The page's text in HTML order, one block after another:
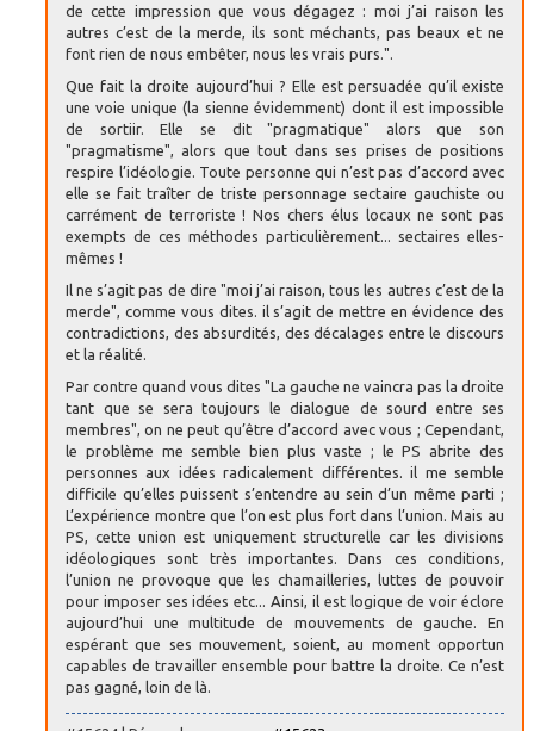
de cette impression que vous dégagez : moi j’ai raison les
autres c’est de la merde, ils sont méchants, pas beaux et ne
font rien de nous embêter, nous les vrais purs.".
Que fait la droite aujourd’hui ? Elle est persuadée qu’il existe
une voie unique (la sienne évidemment) dont il est impossible
de sortiir. Elle se dit "pragmatique" alors que son
"pragmatisme", alors que tout dans ses prises de positions
respire l’idéologie. Toute personne qui n’est pas d’accord avec
elle se fait traîter de triste personnage sectaire gauchiste ou
carrément de terroriste ! Nos chers élus locaux ne sont pas
exempts de ces méthodes particulièrement... sectaires elles-
mêmes !
Il ne s’agit pas de dire "moi j’ai raison, tous les autres c’est de la
merde", comme vous dites. il s’agit de mettre en évidence des
contradictions, des absurdités, des décalages entre le discours
et la réalité.
Par contre quand vous dites "La gauche ne vaincra pas la droite
tant que se sera toujours le dialogue de sourd entre ses
membres", on ne peut qu’être d’accord avec vous ; Cependant,
le problème me semble bien plus vaste ; le PS abrite des
personnes aux idées radicalement différentes. il me semble
difficile qu’elles puissent s’entendre au sein d’un même parti ;
L’expérience montre que l’on est plus fort dans l’union. Mais au
PS, cette union est uniquement structurelle car les divisions
idéologiques sont très importantes. Dans ces conditions,
l’union ne provoque que les chamailleries, luttes de pouvoir
pour imposer ses idées etc... Ainsi, il est logique de voir éclore
aujourd’hui une multitude de mouvements de gauche. En
espérant que ses mouvement, soient, au moment opportun
capables de travailler ensemble pour battre la droite. Ce n’est
pas gagné, loin de là.